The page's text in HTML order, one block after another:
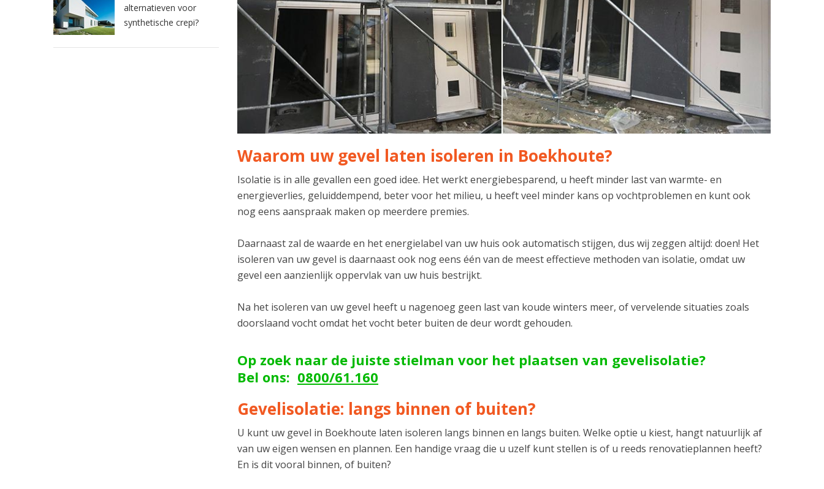
Waarom uw gevel laten isoleren in Boekhoute?
Isolatie is in alle gevallen een goed idee. Het werkt energiebesparend, u heeft minder last van warmte- en
energieverlies, geluiddempend, beter voor het milieu, u heeft veel minder kans op vochtproblemen en kunt ook
nog eens aanspraak maken op meerdere premies.
Daarnaast zal de waarde en het energielabel van uw huis ook automatisch stijgen, dus wij zeggen altijd: doen! Het
isoleren van uw gevel is daarnaast ook nog eens één van de meest effectieve methoden van isolatie, omdat uw
gevel een aanzienlijk oppervlak van uw huis bestrijkt.
Na het isoleren van uw gevel heeft u nagenoeg geen last van koude winters meer, of vervelende situaties zoals
doorslaand vocht omdat het vocht beter buiten de deur wordt gehouden.
Op zoek naar de juiste stielman voor het plaatsen van gevelisolatie?
Bel ons: 0800/61.160
Gevelisolatie: langs binnen of buiten?
U kunt uw gevel in Boekhoute laten isoleren langs binnen en langs buiten. Welke optie u kiest, hangt natuurlijk af
van uw eigen wensen en plannen. Een handige vraag die u uzelf kunt stellen is of u reeds renovatieplannen heeft?
En is dit vooral binnen, of buiten?
alternatieven voor
synthetische crepi?